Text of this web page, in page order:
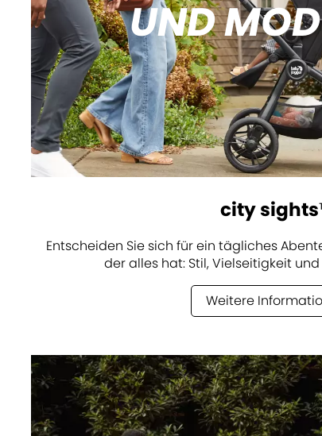
UND
city sights
Entscheiden Sie sich für ein tägliches
der alles hat: Stil, Vielseitigkeit
Weitere